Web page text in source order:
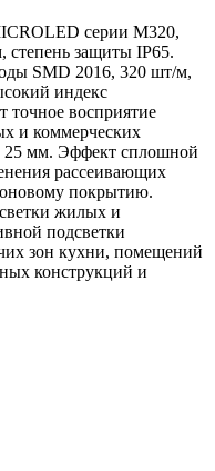
серии M320,
защиты IP65.
SMD 2016, 320 шт/м,
индекс
точное восприятие
и коммерческих
мм. Эффект сплошной
рассеивающих
покрытию.
жилых и
подсветки
зон кухни, помещений
конструкций и